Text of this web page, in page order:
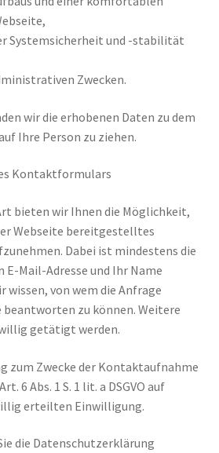
Systemsicherheit und -stabilität
Zwecken.
wir die erhobenen Daten zu dem
Ihre Person zu ziehen.
Kontaktformulars
bieten wir Ihnen die Möglichkeit,
Webseite bereitgestelltes
Dabei ist mindestens die
Mail-Adresse und Ihr Name
von wem die Anfrage
zu können. Weitere
getätigt werden.
zum Zwecke der Kontaktaufnahme
6 Abs. 1 S. 1 lit. a DSGVO auf
erteilten Einwilligung.
die Datenschutzerklärung